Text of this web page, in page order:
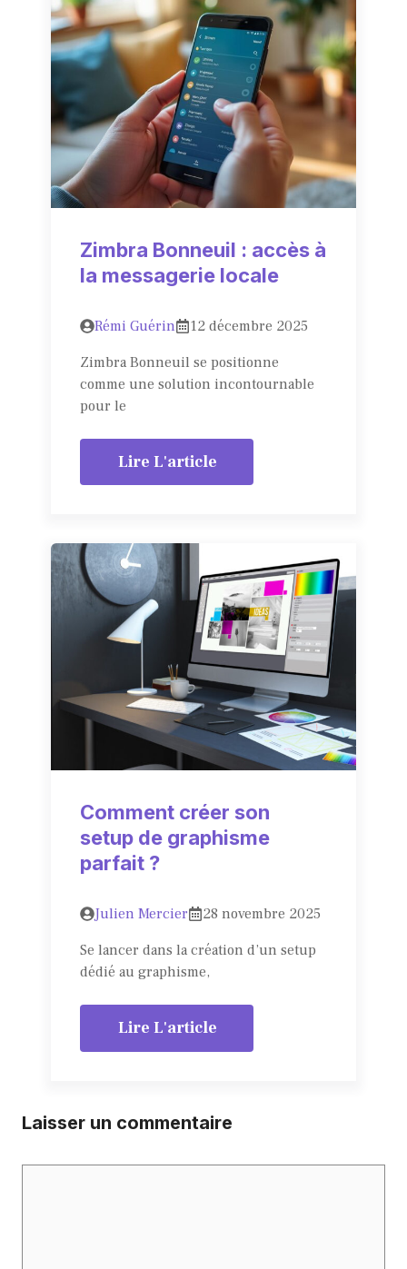
Zimbra Bonneuil : accès à
la messagerie locale
Rémi Guérin
12 décembre 2025
Zimbra Bonneuil se positionne
comme une solution incontournable
pour le
Lire L'article
Comment créer son
setup de graphisme
parfait ?
Julien Mercier
28 novembre 2025
Se lancer dans la création d’un setup
dédié au graphisme,
Lire L'article
Laisser un commentaire